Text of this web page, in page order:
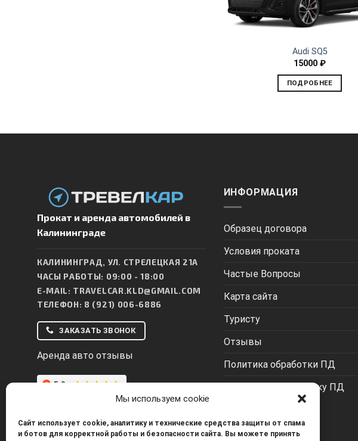
Мы используем cookie
Сайт использует cookie, аналитику и технические средства защиты от спама
и ботов для корректной работы и безопасности сайта. Вы можете принять
Audi SQ5
15000₽
ПОДРОБНЕЕ
Прокат и аренда автомобилей в
Калининграде
КАЛИНИНГРАД, УЛ. СТРЕЛЕЦКАЯ 21А
ЧАСЫ РАБОТЫ: 09:00 - 18:00
E-MAIL: TRAVELCAR.KLD@GMAIL.COM
ТЕЛЕФОН: 8 (921) 006-6886
ЗАКАЗАТЬ ЗВОНОК
Аренда авто отзывы
ИНФОРМАЦИЯ
Образец договора
Условия проката
Частые Вопросы
Карта сайта
Туристу
Отзывы
Политика обработки ПД
Согласие на обработку ПД